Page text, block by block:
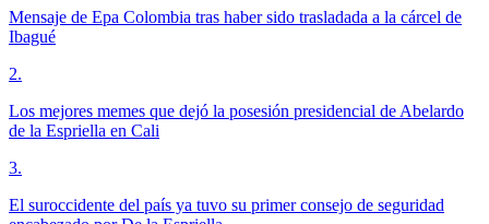
Mensaje de Epa Colombia tras haber sido trasladada a la cárcel de
Ibagué
2.
Los mejores memes que dejó la posesión presidencial de Abelardo
de la Espriella en Cali
3.
El suroccidente del país ya tuvo su primer consejo de seguridad